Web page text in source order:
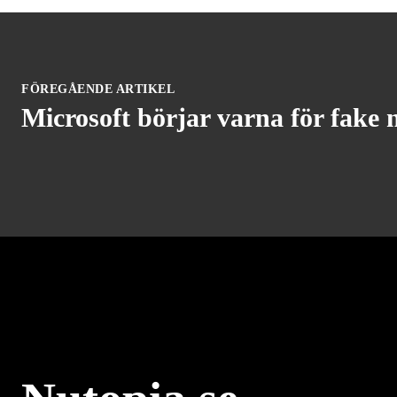
FÖREGÅENDE ARTIKEL
Microsoft börjar varna för fake